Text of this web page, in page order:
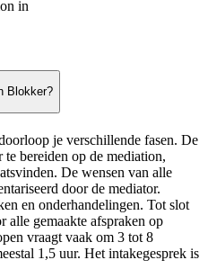
in
Blokker?
je verschillende fasen. De
bereiden op de mediation,
De wensen van alle
door de mediator.
en onderhandelingen. Tot slot
alle gemaakte afspraken op
vraagt vaak om 3 tot 8
1,5 uur. Het intakegesprek is